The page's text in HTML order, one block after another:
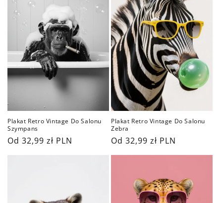
Plakat Retro Vintage Do Salonu
Szympans
Cena
Od 32,99 zł PLN
Plakat Retro Vintage Do Salonu
Zebra
Cena
regularna
Od 32,99 zł PLN